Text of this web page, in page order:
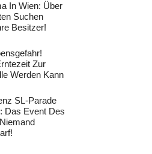
In Wien: Über
Suchen
Besitzer!
Zur
Werden Kann
SL-Parade
Das Event Des